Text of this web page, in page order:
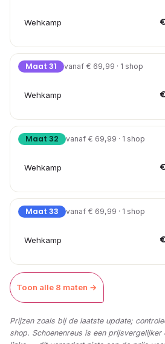
Wehkamp
Maat 31 vanaf € 69,99 · 1 shop
Wehkamp
Maat 32 vanaf € 69,99 · 1 shop
Wehkamp
Maat 33 vanaf € 69,99 · 1 shop
Wehkamp
Toon alle 8 maten →
Prijzen zoals bij de laatste update;
shop. Schoenenreus is een prijsvergelijker